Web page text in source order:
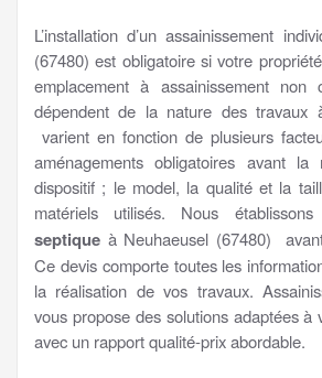
L’installation d’un assainissement
(67480) est obligatoire si votre
emplacement à assainissement non
dépendent de la nature des travaux
varient en fonction de plusieurs
aménagements obligatoires avant
dispositif ; le model, la qualité et la
matériels utilisés. Nous
septique à Neuhaeusel (67480)
Ce devis comporte toutes les
la réalisation de vos travaux.
vous propose des solutions adaptées à
avec un rapport qualité-prix abordable.